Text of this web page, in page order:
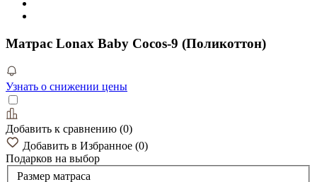
Матрас Lonax Baby Cocos-9 (Поликоттон)
Узнать о снижении цены
Добавить к сравнению (0)
Добавить в Избранное (0)
Подарков на выбор
Размер матраса